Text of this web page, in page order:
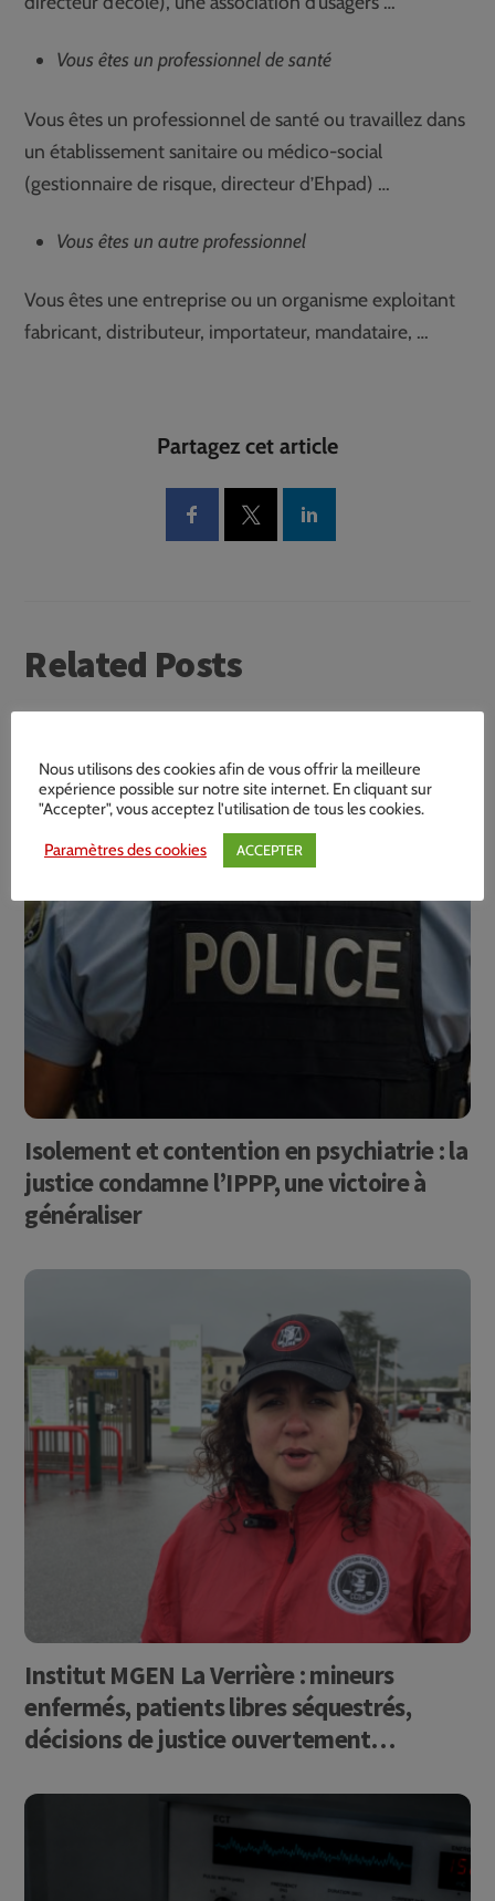
Vous êtes un professionnel de santé
Vous êtes un professionnel de santé ou travaillez dans
un établissement sanitaire ou médico-social
(gestionnaire de risque, directeur d’Ehpad) …
Vous êtes un autre professionnel
Vous êtes une entreprise ou un organisme exploitant
fabricant, distributeur, importateur, mandataire, …
Partagez cet article
Related Posts
Isolement et contention en psychiatrie : la
justice condamne l’IPPP, une victoire à
généraliser
Institut MGEN La Verrière : mineurs
enfermés, patients libres séquestrés,
décisions de justice ouvertement
Nous utilisons des cookies afin de vous offrir la meilleure
expérience possible sur notre site internet. En cliquant sur
"Accepter", vous acceptez l'utilisation de tous les cookies.
Paramètres des cookies ACCEPTER